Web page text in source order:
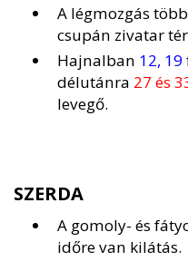
A légmozgás
csupán zivatar
Hajnalban 12, 19
délutánra 27 és
levegő.
SZERDA
A gomoly- és
időre van kilátás.